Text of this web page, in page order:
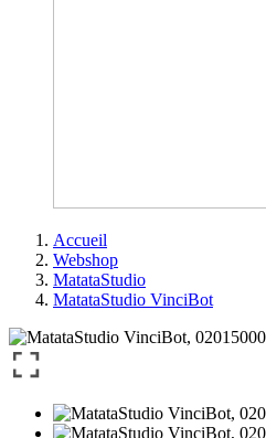
Accueil
Webshop
MatataStudio
MatataStudio VinciBot